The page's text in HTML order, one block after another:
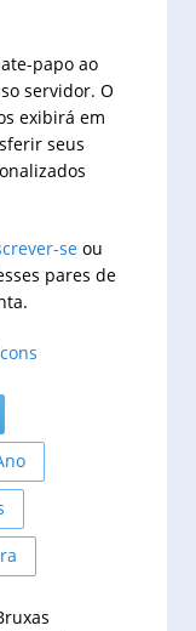
papo ao
servidor. O
exibirá em
seus
se ou
pares de